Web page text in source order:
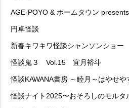
AGE-POYO & ホームタウン
円卓怪談
新春キワキワ怪談シャンソンショー
怪談鬼３ Vol.15 宜月裕斗
怪談KAWANA書房 ～睦月～はやせや
怪談ナイト2025〜おそろしのモルタ